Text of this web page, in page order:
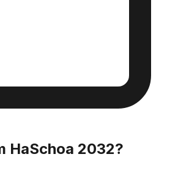
HaSchoa 2032?